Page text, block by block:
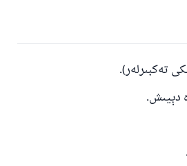
ئائىلىنى
قىلىڭ